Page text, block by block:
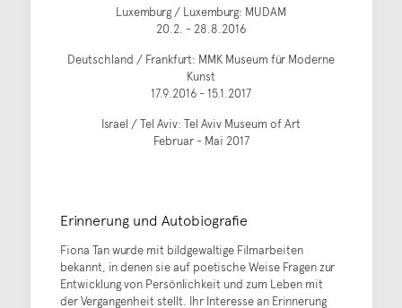
Luxemburg / Luxemburg: MUDAM
20.2. - 28.8.2016
Deutschland / Frankfurt: MMK Museum für Moderne
Kunst
17.9.2016 - 15.1.2017
Israel / Tel Aviv: Tel Aviv Museum of Art
Februar - Mai 2017
Erinnerung und Autobiografie
Fiona Tan wurde mit bildgewaltige Filmarbeiten
bekannt, in denen sie auf poetische Weise Fragen zur
Entwicklung von Persönlichkeit und zum Leben mit
der Vergangenheit stellt. Ihr Interesse an Erinnerung